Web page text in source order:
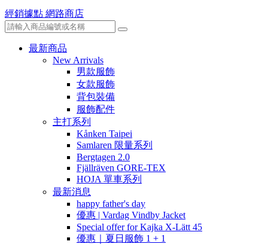
經銷據點 網路商店
最新商品
New Arrivals
男款服飾
女款服飾
背包裝備
服飾配件
主打系列
Kånken Taipei
Samlaren 限量系列
Bergtagen 2.0
Fjällräven GORE-TEX
HOJA 單車系列
最新消息
happy father's day
優惠 | Vardag Vindby Jacket
Special offer for Kajka X-Lätt 45
優惠｜夏日服飾 1 + 1